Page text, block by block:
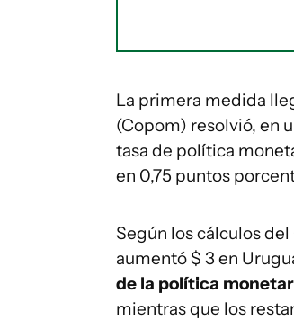
La primera medida
(Copom) resolvió, en
tasa de política
en 0,75 puntos
Según los cálculos
aumentó $ 3 en
de la política
mientras que los